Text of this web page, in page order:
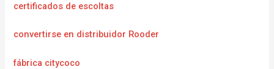
certificados de escoltas
convertirse en distribuidor Rooder
fábrica citycoco